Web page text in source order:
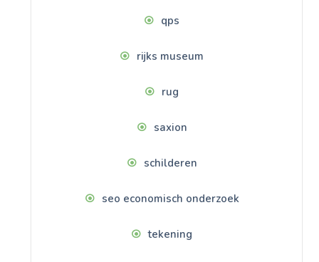
qps
rijks museum
rug
saxion
schilderen
seo economisch onderzoek
tekening